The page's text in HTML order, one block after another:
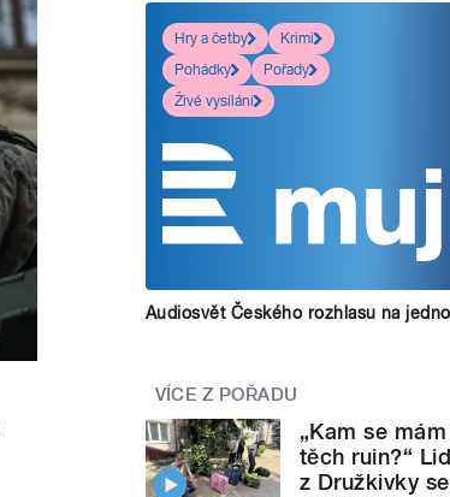
Hry a četby
Krimi
Pohádky
Pořady
Živé vysílání
Audiosvět Českého rozhlasu na
VÍCE Z POŘADU
„Kam se
těch ruin?“
z Družkivky